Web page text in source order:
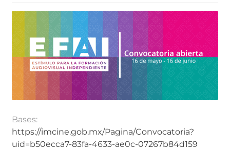
Bases:
https://imcine.gob.mx/Pagina/Convocatoria?
uid=b50ecca7-83fa-4633-ae0c-07267b84d159